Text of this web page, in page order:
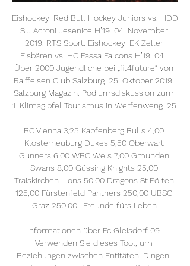
Eishockey: Red Bull Hockey Juniors vs. HDD SIJ Acroni Jesenice H’19. 04. November 2019. RTS Sport. Eishockey: EK Zeller Eisbären vs. HC Fassa Falcons H’19. 04.. Über 2000 Jugendliche bei „fit4future“ von Raiffeisen Club Salzburg. 25. Oktober 2019. Salzburg Magazin. Podiumsdiskussion zum 1. Klimagipfel Tourismus in Werfenweng. 25.

BC Vienna 3,25 Kapfenberg Bulls 4,00 Klosterneuburg Dukes 5,50 Oberwart Gunners 6,00 WBC Wels 7,00 Gmunden Swans 8,00 Güssing Knights 25,00 Traiskirchen Lions 50,00 Dragons St.Pölten 125,00 Fürstenfeld Panthers 250,00 UBSC Graz 250,00.. Freunde fürs Leben.

Informationen über Fc Gleisdorf 09. Verwenden Sie dieses Tool, um Beziehungen zwischen Entitäten, Dingen, Konzepten und Personen zu finden. Probieren Sie es jetzt, es ist kostenlos!

Live im TV zu sehen ist F95 Düsseldorf – M’Gladbach am 2. Spieltag der Bundesliga exklusiv im Bezahl-Fernsehen von Sky oder Liga total. Bei der Borussia aus Mönchengladbach wird der Start und die Auslosung in den europäischen Wettbewerb noch nachwirken, die Fortuna konnte sich das alles in Ruhe in Düsseldorf vom Fernsehsessel aus ansehen.

Adler Apotheke, Stadtplatz 12-14, 4600 Wels scw Apotheke, Salzburger Straße 223, 4600 Wels Apotheke im Welas Park, Ginzkeystraße 27, 4600 Wels Einhorn-Apotheke, Plobergerstraße 7, 4600 Wels Maxine Apotheke, Gunskirchener Strasse 7, 4600 Wels Apotheke Buchkirchen, 4611 Buchkirchen Apotheke “Zur Welser Heide”, Welser Straße 2, 4614 Marchtrenk

(EBEL/UPC Vienna Capitals) Pressemeldung Die UPC Vienna Capitals haben in der Erste Bank Eishockey Liga in die Erfolgsspur zurückgefunden. Das Team von Head-Coach Serge gewann auswärts beim HC Innsbruck mit 4:2. Die Treffer für die Wiener erzielten MacGregor Sharp (2., 48. Min., PP), Sascha Bauer

Diese Seite enthält eine komplette Übersicht aller absolvierten und bereits terminierten Spiele sowie die Saisonbilanz des Vereins FC Breitenrain in der Saison Gesamtstatistik aktuelle Saison.

Will Leipzig in der Tabelle nach oben klettern, bedarf es einer deutlichen Steigerung. Fanclub Loberhaie Dieser Beitrag wurde bereits 1 mal editiert, zuletzt von »Xaver« (29.

Verdientermaßen hat der FC Villarreal gegen Sporting Lissabon das Achtelfinale der Europa Sporting Lissabon - aktuelle Tabellenplatzierung (Liga NOS). Portugal - Sporting Clube de Portugal - Ergebnisse, Spielpläne, Kader, Statistiken, Fotos, VIdeos und News - Soccerway.

Auf dem „Sportplatz an den Bahnschranken“ empfing der TSV Dänischburg den Türkischen SV. Den besseren Start erwischten die Gäste mit zwei guten Torchancen durch Mehmet Büyükdemir und Mohammed Miri, dessen Freistoß TSV-Keeper Sebastian Kamm aus dem Winkel fischte.

China verfügt über etwa 9% der weltweit zur Verfügung stehenden Ackerfläche. Jedoch stellt die chinesische Bevölkerung 22% der gesamten Weltbevölkerung. Aus diesem Grund war die Volksrepublik vor allem in den letzten 20 Jahren bestrebt, die landwirtschaftliche Produktion jährlich um 5-10% zu steigern. Das Ziel ist es, den chinesischen.

SV Waldhof – FC Hansa Rostock 1:1 Hansa Rostock trotzt dem SV Waldhof ein Unentschieden ab. (GM) Am Ende konnten beide Teams mit der Punkteteilung leben, obwohl der SV Waldhof im ersten Spielabschnitt eine Vielzahl von Chancen hatte und das 0:0 zur Pause für Rostock.

S BIBLIOGRAPHIA. QYMNASTICA MEDICA. von. D R EDGAR F. CYRIAX LONDON. HB fa. WRISHOFEN 1909. ROYAL COLLEGE OF PHYSICIANS LI Bfl RY. CLAE9 ACCN. r DATE Vorwort. Die Behandlung von K

Lange war sie ungeklärt, die Trainerfrage bei St. Paulis heutigem Gegner Holstein Kiel (ab 20.30 Uhr im MOPO-Liveticker). Auf der Suche nach einem Nachfolger für den zum VfB Stuttgart.

Finden Sie günstige Tickets für Bahn und Bus auf Trainline. Auf unserem Portal können Sie Fahrkarten von DB, Flixbus, SBB, ÖBB und vielen mehr buchen.

Die Niederlande standen, laut einer Studie der Bank Credit Suisse aus dem Jahre 2017, auf Rang 15 weltweit beim nationalen Gesamtvermögen. Der Gesamtbesitz der Niederländer an Immobilien, Aktien und Bargeld belief sich auf insgesamt 2.692 Milliarden US-Dollar.

Februar 2019 Adler Adler Mannheim Arena Nürnberger Versicherung Coca-Cola covestro DEG DEL Der Beck Düsseldorfer GEg EHC80 Eishockey Fackelmann FAI Aviation Group Flughafen Nürnberg Hofmann-Personal Max Bögl Mercedes-Benz Metropolregion Nürnberg NCP Nürnberg OBI Puck Pucki Röckelein Sontowski & Partner Thomas Sabo Thomas Sabo Ice Tigers Nürnberg Tucher VR-Bank werk:b events

Noch fit fürs Online-Shopping? Schon bald wird es Zeit für die Weihnachtseinkäufe. Wenn Sie dabei gern online bestellen, sollten Sie sich jetzt mit den neuen Spielregeln für die Online-Zahlung mit der Kreditkarte vertraut machen. So sind Sie sicher, dass die Bestellung wirklich bei jedem Händler funktioniert.

Duisburg ist jetzt gereizt und legt in der Offensive noch eine Schippe drauf. Wenn die Zebras ihr Spiel schnell machen, hat die Abwehr der Himmelblauen es häufig schwer.

Bus zwischen Zürich & Basel/Weil am Rhein Gratis WLAN, Steckdosen & Toiletten E-Ticket und variable Zahlungsmöglichkeiten Flexibles Umbuchen bis 15 Minuten vor Abfahrt Deines Busses Direktverbindung ohne Umsteigen Jetzt Buchen!

Hanspeter Latour – Das isch doch e Gränni! 2014 Hanspeter Latour – Das isch doch e Schwalbe! 2016 Hanspeter Latour (*1947) ist bekannt aus der Zeit als Trainer des FC Thun, des Grasshopper-Clubs Zürich und des 1. FC Köln und beliebt als kompetenter SRF-Fussballexperte. zurück

FC Zürich: Willkommen beim FCZ - #NieUsenandGah ... Zürich. FC Zürich. VS. FC Winterthur. Matchcenter. SUPER LEAGUE TABELLE. POS, TEAM Sichere Dir jetzt Dein Ticket für den Cup-Viertelfinal gegen den FC ...

Ein Leben lang hat Sieglinde Grund aus Döttingen im Kochertal als Landwirtin geschuftet. Die unberührte Landschaft Hohenlohes hat es ihr besonders angetan. Sie hat einen ganz besonderen Blick für die Schönheit der Natur. Und diese hält sie nun als Malerin mit Öl auf Leinwand fest.

HOME | BSC YOUNG BOYS - OFFIZIELLE INTERNETSEITE YB-Verteidiger Saidy Janko nach der 0:1-Niederlage gegen Servette bei YB-TV. Zürich, 25, 10, 9, 6, 36:26, 39. 5. Lugano, 25, 11, 4, 10, 45:39, 37. 6. Luzern ...

FC Zürich: Alle Spiele, News, Live-Ticker und im TV ... Winterthur. FC Lugano. FC Luzern. Servette FC. FC Sion. BSC Young Boys. FC Nach sieben Spielen ohne Sieg gewinnt der FC Zürich das Derby gegen die ...

FC Winterthur Winterthur - Live Soccer TV - Fußball TV-Angebot, Offizielle Live-Streams, Live Zürich - Winterthur · Sonntag, 3 März · Axpo Super League. 7:30. Winterthur ...

EHC LIWEST Black Wings Linz – Graz 99ers 5 : 2 Final Score, Detailed Match result and Statistics for the Erste Bank – EHL Ice Hockey game from at 15:30. 9.R.-Pickround EC Red Bull Salzburg – EC-KAC 180 Replies, 12,701 Views, 5 days ago Das sterreicher-Duell Moser Medical Graz99ers vs. EHC Liwest Black Wings Linz war zum Viertelfinal-Auftakt am Mittwoch das trefferreichste Spiel, die.

Das Länderspiel (U21) Spanien (U21) gegen Deutschland (U21) wird auf den oben genannten Sendern/Portalen gezeigt. Wir sehen uns als Dienst am Fussball- und Handballfan, der wissen möchte, wann seine Lieblingsmannschaft, in diesem Fall Spanien (U21) oder Deutschland (U21…

Die MT Melsungen jedoch hat gegen die Löwen noch keinen Punkt verloren. Ein paar Mal waren die Bergischen nahe dran, hatten aber stets Probleme mit der robusten Spielweise des Gegners. „Auch.

Der SC DHfK Leipzig hat sein erstes Auswärtsspiel in der ersten Bundesliga gewonnen. Die körperkulturellen Handballer haben am Samstagabend beim eigentlich sehr heimstarken TSV Hannover-Burgdorf mit 31:25 (14:10) Toren gewonnen. Die besten Leipziger Schützen waren Aivis Jurdz mit 7 Treffern sowie Lukas Krzikalla, Alen Milosevic und Marvin.

Bremen - Alejandro Galvez und Werder Bremen gehen ab sofort getrennte Wege. Der Wechsel zu SD Eibar, der sich bereits in den vergangenen Tagen abgezeichnet hatte, ist perfekt. Der spanische Erstligist

Spielstatistiken zur Begegnung AC Bellinzona - Stade Nyonnais (Promotion League 2019/2020, 15. Spieltag) mit Torschützen, Aufstellungen, Wechseln, gelben und roten Karten.

FC Liverpool Trikot 2019/20 - Neben Shorts, Fußball, Stutzen und Caps findest du bei uns natürlich auch die aktuellen Trikots für 2019 / 2020

Viessmann ist ein international führender Hersteller von Heiztechnik, Industrie- und Kühlsystemen - mit einem Komplettangebot für Ihre Heizung.

HINWEIS: In diesem Thread geht es ausschließlich um das Spiel Borussia Dortmund vs. FC Barcelona. Bitte achtet auf einen angemessenen Umgangston. Sollte es zu Provokationen kommen, diese bitte einfach alarmieren und nicht weiter darauf eingehen. Das Fragen nach illegalen Streams …

Esbjerg Energy - Herning Www atdhe net Fox. Rungsted Ishockey - Frederikshavn White Hawks. Paris FC - Orleans. Auxerre - Red Star Barrere, Book of ra - slot machine bonus - Zopp, Jurgen.. Bei uns erfahrt ihr, wie ihr das Abo beim Streaming-Dienst beenden oder kurzzeitig deaktivieren könnt und welche Kündigungsfristen es gibt.

Leben, wohnen und arbeiten in der Region St. Gallen In der Stadt St. Gallen leben insgesamt 15% der gesamten kantonalen Bevölkerung, was im ersten Moment nicht spektakulär erscheint. Zieht man jedoch die Agglomeration bei, verdoppelt sich die Anzahl.

EHC Winterthur Eishockey-Club - EHC Winterthur swissleague-tv Wegen einer möglichen Verletzung eines Reglements während der gestrigen Playoff-Partie wurde ein ordentliches Verfahren gegen den EHC ...

Der SV Wehen Wiesbaden ist mit einem Zittersieg in die neue Saison der 3. Fußball-Liga gestartet. Am Samstag gewann der Aufstiegsfavorit mit 2:1 (0:1) gegen die Stuttgarter Kickers. Wiesbaden.

AZ Alkmaar gegen Heracles Almelo Live-Ticker (und kostenlos Übertragung Video Live-Stream sehen im Internet) startet am 29.9.2019. um 14:45 (UTC Zeitzone) in Cars Jeans Stadion, Den Haag, Netherlands, in Eredivisie, Netherlands.

(ji) Uri-Trainer Carlos Sturla sprach nach der 4:5-Niederlage im Penaltyschiessen bei Dornbirn davon, dass man nicht einen Punkt gewonnen, sond